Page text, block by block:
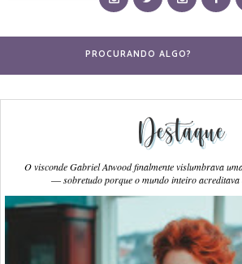
Destaque
O visconde Gabriel Atwood finalmente vislumbrava
― sobretudo porque o mundo inteiro acreditava